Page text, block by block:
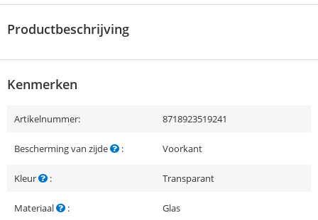
Productbeschrijving
Kenmerken
Artikelnummer: 8718923519241
Bescherming van zijde : Voorkant
Kleur : Transparant
Materiaal : Glas